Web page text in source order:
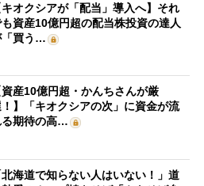
キオクシアが「配当」導入へ】それ
資産10億円超の配当株投資の達人
「買う…
資産10億円超・かんちさんが厳
】「キオクシアの次」に資金が流
る期待の高…
北海道で知らない人はいない！」道